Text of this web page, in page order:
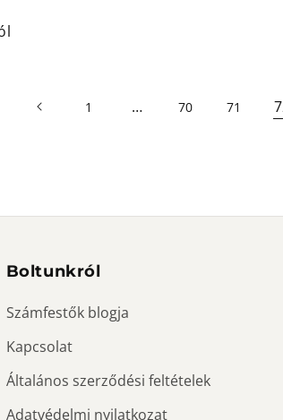
1 … 70 71
Boltunkról
Számfestők blogja
Kapcsolat
Általános szerződési feltételek
Adatvédelmi nyilatkozat